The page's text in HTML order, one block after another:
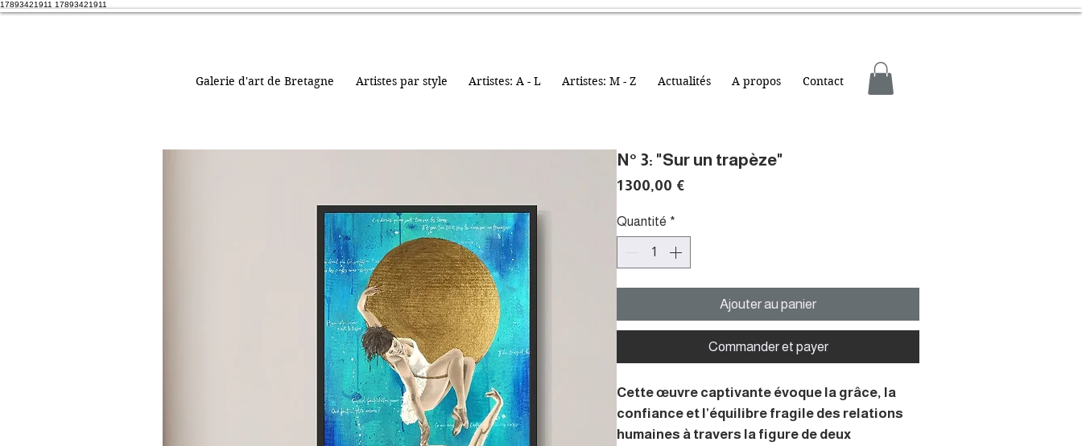
17893421911 17893421911
Galerie d'art de Bretagne Artistes par style Artistes: A - L Artistes: M - Z Actualités A propos Contact
N° 3: "Sur un trapèze"
1 300,00 €
Quantité *
Ajouter au panier
Commander et payer
Cette œuvre captivante évoque la grâce, la
confiance et l’équilibre fragile des relations
humaines à travers la figure de deux